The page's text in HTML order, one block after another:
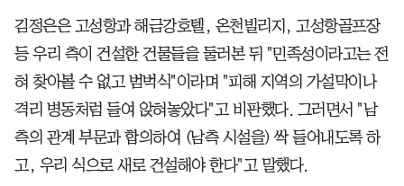
김정은은 고성항과 해금강호텔, 온천빌리지, 고성항골프장
등 우리 측이 건설한 건물들을 둘러본 뒤 "민족성이라고는 전
혀 찾아볼 수 없고 범벅식"이라며 "피해 지역의 가설막이나
격리 병동처럼 들여 앉혀놓았다"고 비판했다. 그러면서 "남
측의 관계 부문과 합의하여 (남측 시설을) 싹 들어내도록 하
고, 우리 식으로 새로 건설해야 한다"고 말했다.